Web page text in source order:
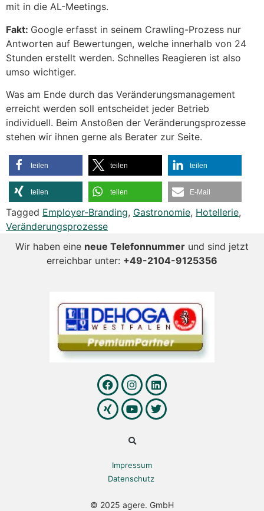
mit in die AL-Meetings.
Fakt: Google erfasst in seinem Crawling-Prozess nur
Antworten auf Bewertungen, welche innerhalb von 24
Stunden erstellt werden. Schnelles Reagieren ist also
umso wichtiger.
Was am Ende durch das Veränderungsmanagement
erreicht werden soll entscheidet jeder Betrieb
individuell. Beim Anstoßen der Veränderungsprozesse
stehen wir ihnen gerne als Berater zur Seite.
teilen teilen teilen
teilen teilen E-Mail
Tagged Employer-Branding, Gastronomie, Hotellerie,
Veränderungsprozesse
Wir haben eine neue Telefonnummer und sind jetzt
erreichbar unter: +49-2104-9125356
Impressum
Datenschutz
© 2025 agere. GmbH